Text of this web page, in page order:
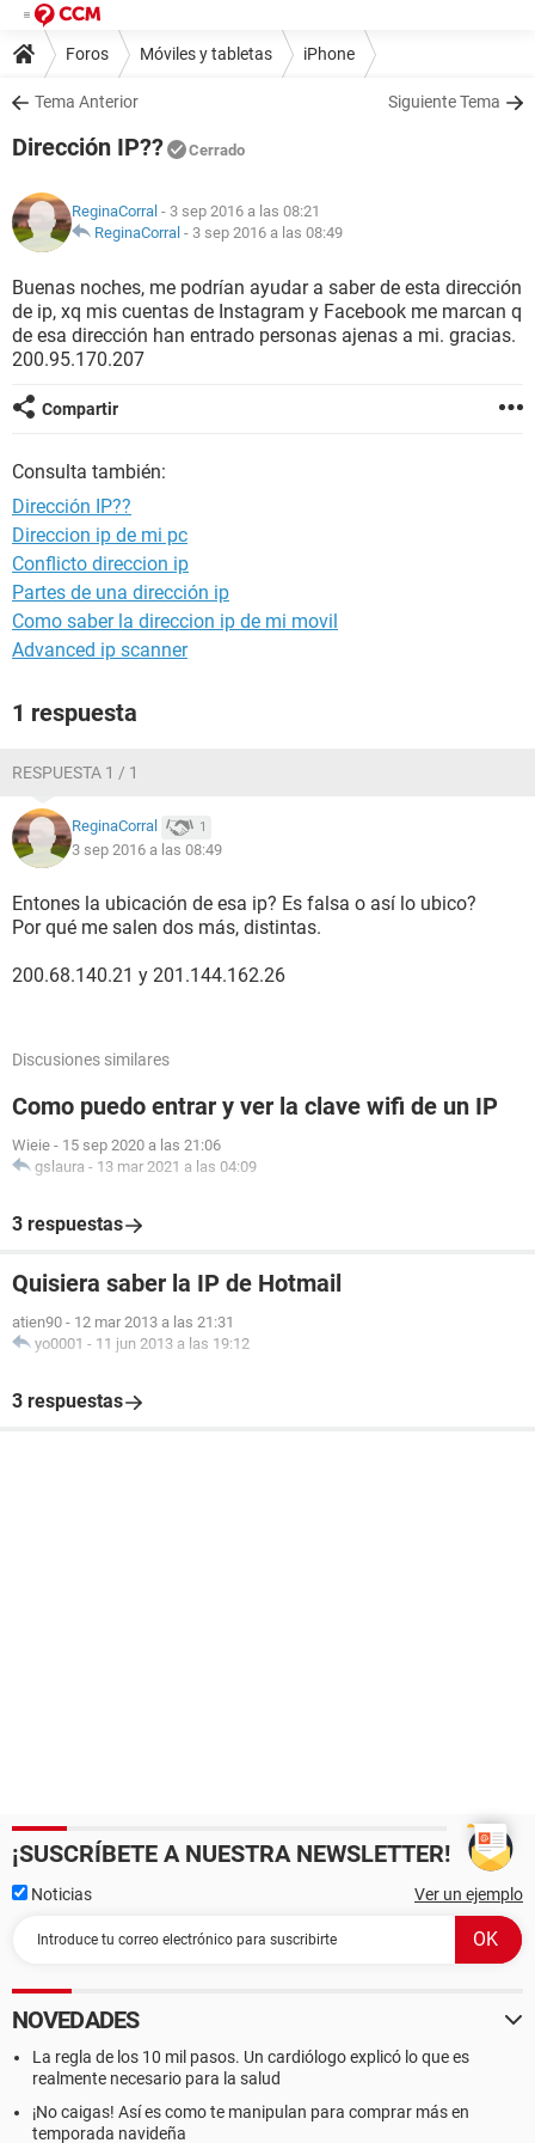
Foros Móviles y tabletas iPhone
Tema Anterior Siguiente Tema
Dirección IP?? Cerrado
ReginaCorral - 3 sep 2016 a las 08:21
ReginaCorral - 3 sep 2016 a las 08:49
Buenas noches, me podrían ayudar a saber de esta dirección
de ip, xq mis cuentas de Instagram y Facebook me marcan q
de esa dirección han entrado personas ajenas a mi. gracias.
200.95.170.207
Compartir
Consulta también:
Dirección IP??
Direccion ip de mi pc
Conflicto direccion ip
Partes de una dirección ip
Como saber la direccion ip de mi movil
Advanced ip scanner
1 respuesta
RESPUESTA 1 / 1
ReginaCorral 1
3 sep 2016 a las 08:49
Entones la ubicación de esa ip? Es falsa o así lo ubico?
Por qué me salen dos más, distintas.
200.68.140.21 y 201.144.162.26
Discusiones similares
Como puedo entrar y ver la clave wifi de un IP
Wieie - 15 sep 2020 a las 21:06
gslaura - 13 mar 2021 a las 04:09
3 respuestas
Quisiera saber la IP de Hotmail
atien90 - 12 mar 2013 a las 21:31
yo0001 - 11 jun 2013 a las 19:12
3 respuestas
¡SUSCRÍBETE A NUESTRA NEWSLETTER!
Noticias Ver un ejemplo
NOVEDADES
La regla de los 10 mil pasos. Un cardiólogo explicó lo que es
realmente necesario para la salud
¡No caigas! Así es como te manipulan para comprar más en
temporada navideña